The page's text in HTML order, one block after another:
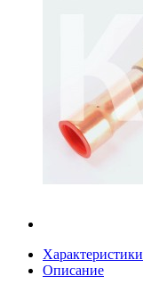
Характеристики
Описание